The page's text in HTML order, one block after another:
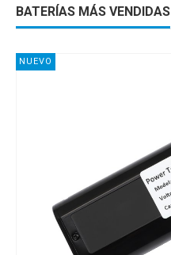
BATERÍAS MÁS VENDIDAS
NUEVO